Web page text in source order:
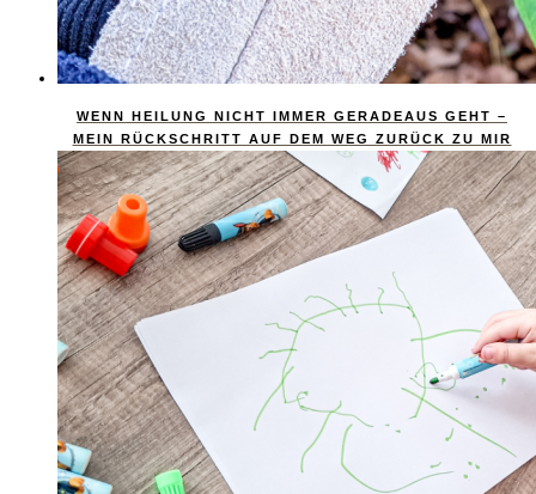
WENN HEILUNG NICHT IMMER GERADEAUS GEHT –
MEIN RÜCKSCHRITT AUF DEM WEG ZURÜCK ZU MIR